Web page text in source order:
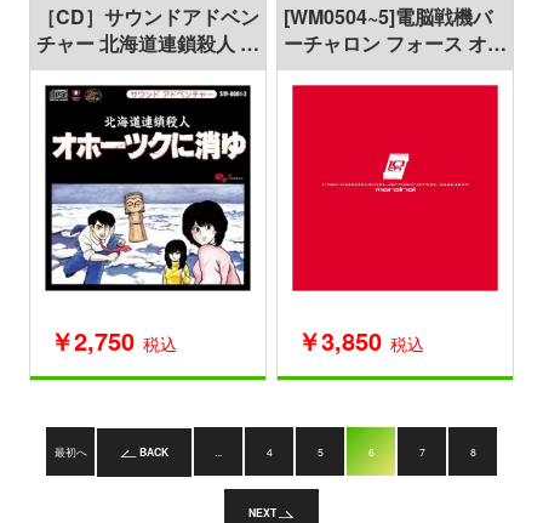
［CD］サウンドアドベン
チャー 北海道連鎖殺人 オ
ホーツクに消ゆ
￥2,750 税込
[WM0504~5]電脳戦機バ
ーチャロン フォース オフ
ィシャルサウンドデータ
￥3,850 税込
最初へ BACK 4 5 6 7 8
NEXT